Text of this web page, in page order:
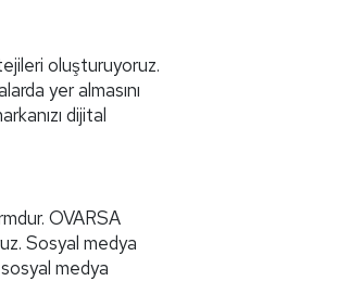
oluşturuyoruz.
yer almasını
dijital
OVARSA
Sosyal medya
medya